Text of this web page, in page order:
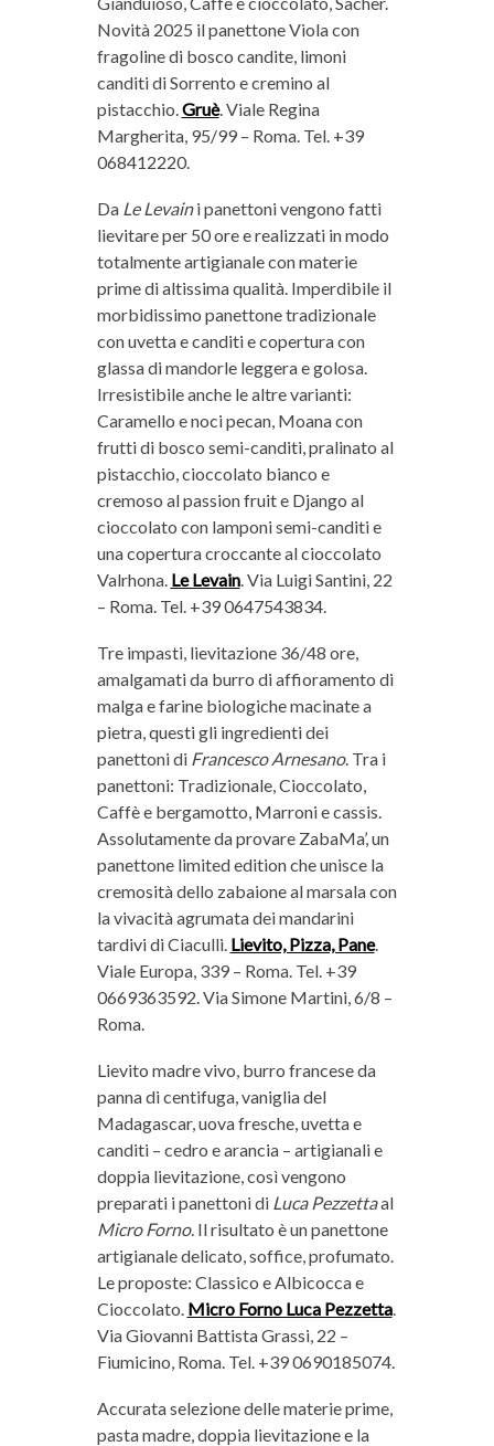
Novità 2025 il panettone Viola con
fragoline di bosco candite, limoni
canditi di Sorrento e cremino al
pistacchio. Gruè. Viale Regina
Margherita, 95/99 – Roma. Tel. +39
068412220.
Da Le Levaini panettoni vengono fatti
lievitare per 50 ore e realizzati in modo
totalmente artigianale con materie
prime di altissima qualità. Imperdibile il
morbidissimo panettone tradizionale
con uvetta e canditi e copertura con
glassa di mandorle leggera e golosa.
Irresistibile anche le altre varianti:
Caramello e noci pecan, Moana con
frutti di bosco semi-canditi, pralinato al
pistacchio, cioccolato bianco e
cremoso al passion fruit e Django al
cioccolato con lamponi semi-canditi e
una copertura croccante al cioccolato
Valrhona. Le Levain. Via Luigi Santini, 22
– Roma. Tel. +39 0647543834.
Tre impasti, lievitazione 36/48 ore,
amalgamati da burro di affioramento di
malga e farine biologiche macinate a
pietra, questi gli ingredienti dei
panettoni di Francesco Arnesano. Tra i
panettoni: Tradizionale, Cioccolato,
Caffè e bergamotto, Marroni e cassis.
Assolutamente da provare ZabaMa’, un
panettone limited edition che unisce la
cremosità dello zabaione al marsala con
la vivacità agrumata dei mandarini
tardivi di Ciaculli. Lievito, Pizza, Pane.
Viale Europa, 339 – Roma. Tel. +39
0669363592. Via Simone Martini, 6/8 –
Roma.
Lievito madre vivo, burro francese da
panna di centifuga, vaniglia del
Madagascar, uova fresche, uvetta e
canditi – cedro e arancia – artigianali e
doppia lievitazione, così vengono
preparati i panettoni di Luca Pezzettaal
Micro Forno. Il risultato è un panettone
artigianale delicato, soffice, profumato.
Le proposte: Classico e Albicocca e
Cioccolato. Micro Forno Luca Pezzetta.
Via Giovanni Battista Grassi, 22 –
Fiumicino, Roma. Tel. +39 0690185074.
Accurata selezione delle materie prime,
pasta madre, doppia lievitazione e la